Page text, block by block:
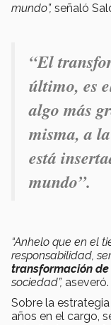
mundo”, señaló
“El
último, es
algo más
misma, a
está
mundo”.
“Anhelo que en el
responsabilidad,
transformación de
sociedad”, aseveró.
Sobre la
años en el cargo,